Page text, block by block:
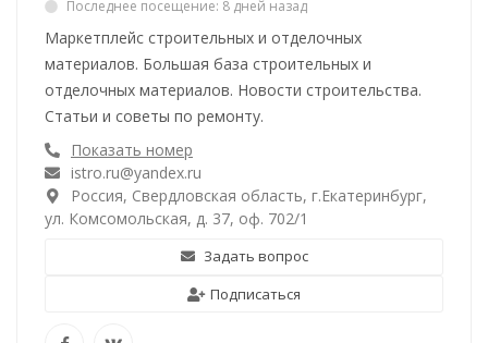
Последнее посещение: 8 дней назад
Маркетплейс строительных и отделочных
материалов. Большая база строительных и
отделочных материалов. Новости строительства.
Статьи и советы по ремонту.
Показать номер
istro.ru@yandex.ru
Россия, Свердловская область, г.Екатеринбург,
ул. Комсомольская, д. 37, оф. 702/1
Задать вопрос
Подписаться